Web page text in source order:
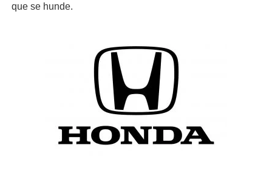
que se hunde.